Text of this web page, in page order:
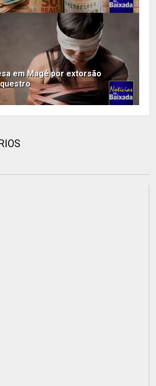
em Magé por extorsão